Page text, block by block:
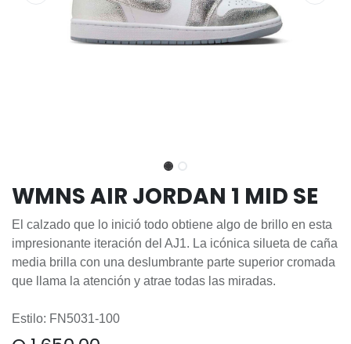
WMNS AIR JORDAN 1 MID SE
El calzado que lo inició todo obtiene algo de brillo en esta
impresionante iteración del AJ1. La icónica silueta de caña
media brilla con una deslumbrante parte superior cromada
que llama la atención y atrae todas las miradas.
Estilo: FN5031-100